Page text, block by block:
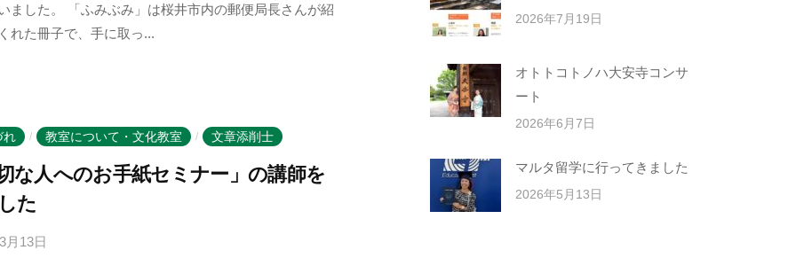
t
o
o
o
-
ました。 「ふみぶみ」は桜井市内の郵便局長さんが紹
れた冊子で、手に取っ...
れ / 教室について・文化教室 / 文章添削士
切な人へのお手紙セミナー」の講師を
た
月13日
2026年7月19日
オトトコトノハ大安寺コンサ
ート
2026年6月7日
マルタ留学に行ってきました
2026年5月13日